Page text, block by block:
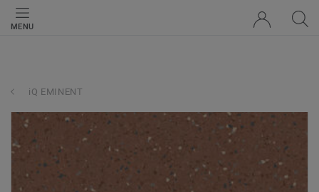
MENU
iQ EMINENT